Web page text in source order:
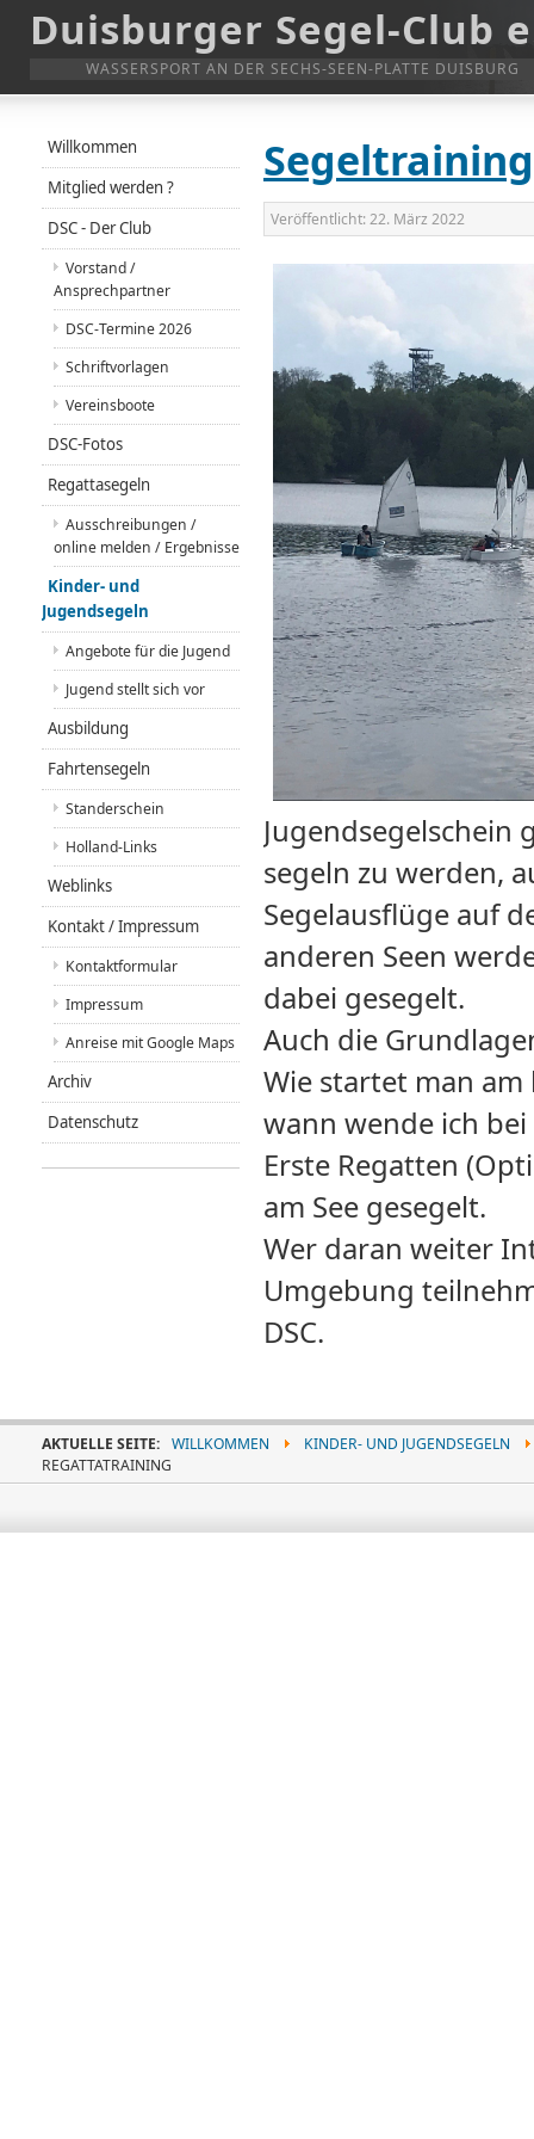
Duisburger Segel-Club
WASSERSPORT AN DER SECHS-SEEN-PLATTE DUISBURG
Veröffentlicht: 22. März 2022
Jugendsegelschein
segeln zu werden,
Segelausflüge auf
anderen Seen
dabei gesegelt.
Auch die
Wie startet man
wann wende ich
Erste Regatten
am See gesegelt.
Wer daran weiter
Umgebung
DSC.
Willkommen
Mitglied werden ?
DSC - Der Club
Vorstand /
Ansprechpartner
DSC-Termine 2026
Schriftvorlagen
Vereinsboote
DSC-Fotos
Regattasegeln
Ausschreibungen /
online melden / Ergebnisse
Kinder- und
Jugendsegeln
Angebote für die Jugend
Jugend stellt sich vor
Ausbildung
Fahrtensegeln
Standerschein
Holland-Links
Weblinks
Kontakt / Impressum
Kontaktformular
Impressum
Anreise mit Google Maps
Archiv
Datenschutz
AKTUELLE SEITE: WILLKOMMEN
KINDER- UND JUGENDSEGELN
REGATTATRAINING